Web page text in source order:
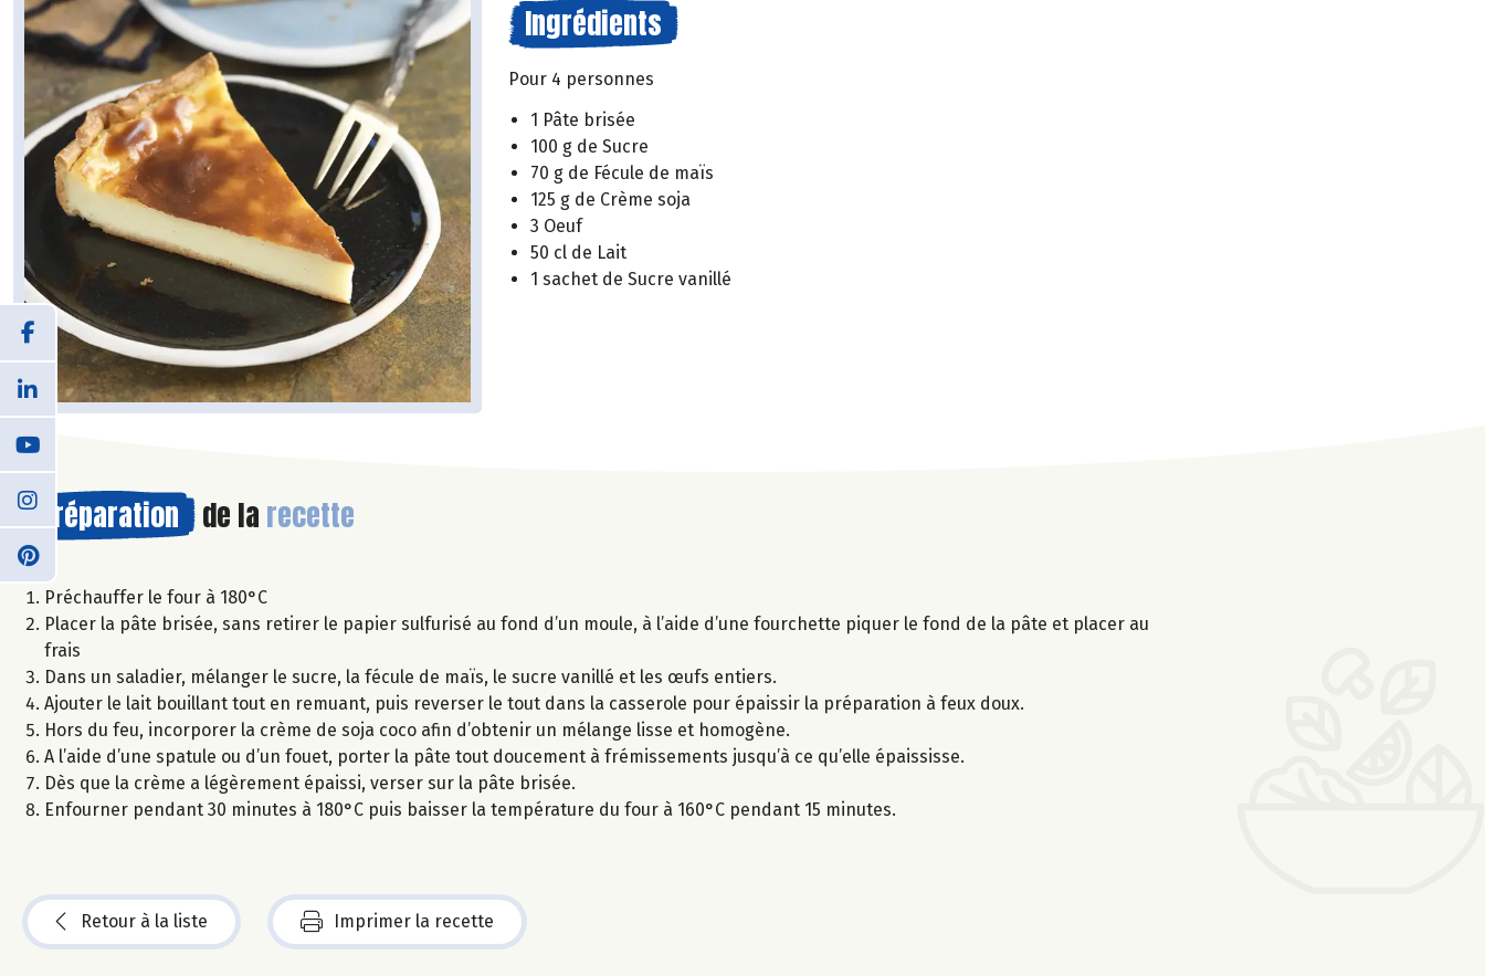
Ingrédients
Pour 4 personnes
1 Pâte brisée
100 g de Sucre
70 g de Fécule de maïs
125 g de Crème soja
3 Oeuf
50 cl de Lait
1 sachet de Sucre vanillé
Préparation de la recette
Préchauffer le four à 180°C
Placer la pâte brisée, sans retirer le papier sulfurisé au fond d’un moule, à l’aide d’une fourchette piquer le fond de la pâte et placer au
frais
Dans un saladier, mélanger le sucre, la fécule de maïs, le sucre vanillé et les œufs entiers.
Ajouter le lait bouillant tout en remuant, puis reverser le tout dans la casserole pour épaissir la préparation à feux doux.
Hors du feu, incorporer la crème de soja coco afin d’obtenir un mélange lisse et homogène.
A l’aide d’une spatule ou d’un fouet, porter la pâte tout doucement à frémissements jusqu’à ce qu’elle épaississe.
Dès que la crème a légèrement épaissi, verser sur la pâte brisée.
Enfourner pendant 30 minutes à 180°C puis baisser la température du four à 160°C pendant 15 minutes.
Retour à la liste Imprimer la recette